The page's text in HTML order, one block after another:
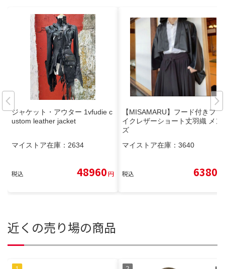
ジャケット・アウター 1vfudie c
ustom leather jacket
マイストア在庫： 2634
税込 48960円
【MISAMARU】フード付きフェ
イクレザーショート丈羽織 メン
ズ
マイストア在庫： 3640
税込 6380
近くの売り場の商品